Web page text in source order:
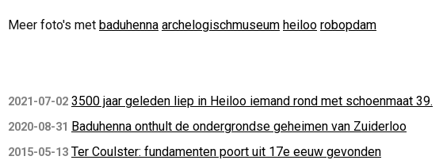
Meer foto's met baduhenna archelogischmuseum heiloo robopdam
2021-07-02 3500 jaar geleden liep in Heiloo iemand rond met schoenmaat 39.
2020-08-31 Baduhenna onthult de ondergrondse geheimen van Zuiderloo
2015-05-13 Ter Coulster: fundamenten poort uit 17e eeuw gevonden